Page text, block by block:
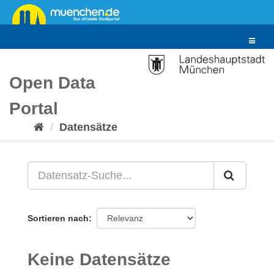
Überspringen
zum
Toggle
Open Data
Portal
Datensätze
Sortieren nach
Keine Datensätze